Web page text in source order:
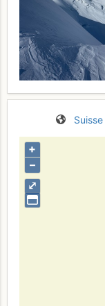
Suisse
⤢
+
–